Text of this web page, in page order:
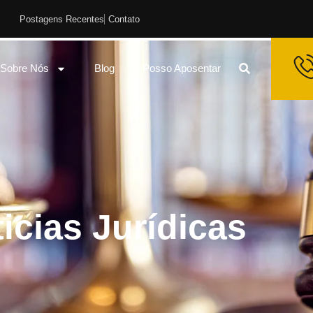
Postagens Recentes Contato
Sobre Nós Blog Posso Aposentar
Jurídicas